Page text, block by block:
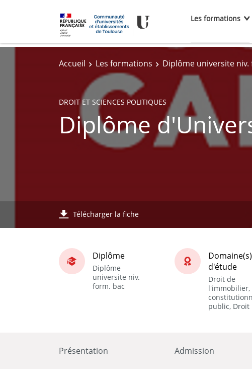
Les formations
Accueil Les formations Diplôme universite niv.
DROIT ET SCIENCES POLITIQUES
Diplôme
Télécharger la fiche
Diplôme
Diplôme
universite niv.
form. bac
Domaine(s)
d'étude
Droit de
l'immobilier,
public, Droit
Présentation Admission